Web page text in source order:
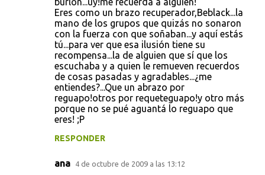
Eres como un brazo recuperador,Beblack...la
mano de los grupos que quizás no sonaron
con la fuerza con que soñaban...y aquí estás
tú...para ver que esa ilusión tiene su
recompensa...la de alguien que sí que los
escuchaba y a quien le remueven recuerdos
de cosas pasadas y agradables...¿me
entiendes?...Que un abrazo por
reguapo!otros por requeteguapo!y otro más
porque no se pué aguantá lo reguapo que
eres! ;P
RESPONDER
ana 4 de octubre de 2009 a las 13:12